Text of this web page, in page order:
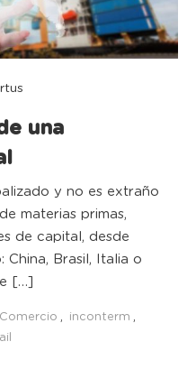
una
y no es extraño
materias primas,
de capital, desde
Brasil, Italia o
[…]
Comercio , inconterm ,